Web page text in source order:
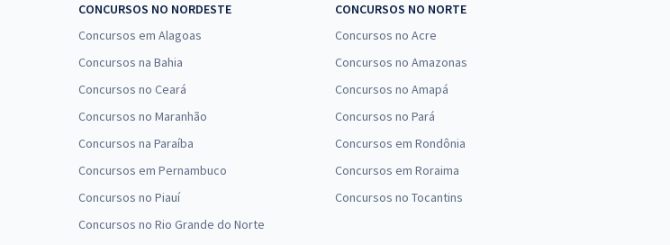
CONCURSOS NO NORDESTE
Concursos em Alagoas
Concursos na Bahia
Concursos no Ceará
Concursos no Maranhão
Concursos na Paraíba
Concursos em Pernambuco
Concursos no Piauí
Concursos no Rio Grande do Norte
CONCURSOS NO NORTE
Concursos no Acre
Concursos no Amazonas
Concursos no Amapá
Concursos no Pará
Concursos em Rondônia
Concursos em Roraima
Concursos no Tocantins